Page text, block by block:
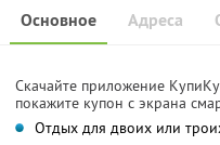
Основное Адреса
Скачайте приложение
покажите купон с экрана
Отдых для двоих или